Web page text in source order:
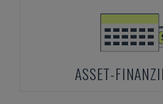
ASSET-